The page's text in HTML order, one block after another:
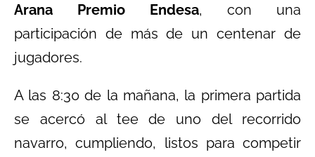
Arana Premio Endesa, con una
participación de más de un centenar de
jugadores.
A las 8:30 de la mañana, la primera partida
se acercó al tee de uno del recorrido
navarro, cumpliendo, listos para competir